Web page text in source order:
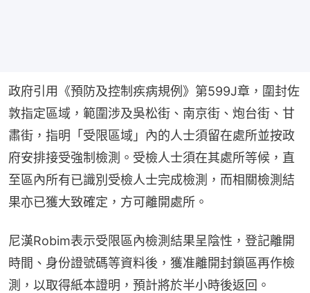
政府引用《預防及控制疾病規例》第599J章，圍封佐
敦指定區域，範圍涉及吳松街、南京街、炮台街、甘
肅街，指明「受限區域」內的人士須留在處所並按政
府安排接受強制檢測。受檢人士須在其處所等候，直
至區內所有已識別受檢人士完成檢測，而相關檢測結
果亦已獲大致確定，方可離開處所。
尼漢Robim表示受限區內檢測結果呈陰性，登記離開
時間、身份證號碼等資料後，獲准離開封鎖區再作檢
測，以取得紙本證明，預計將於半小時後返回。